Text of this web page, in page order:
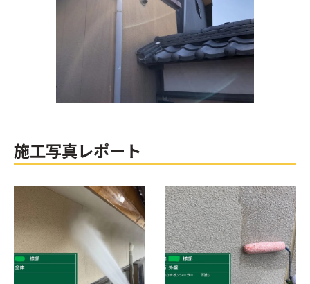
施工写真レポート